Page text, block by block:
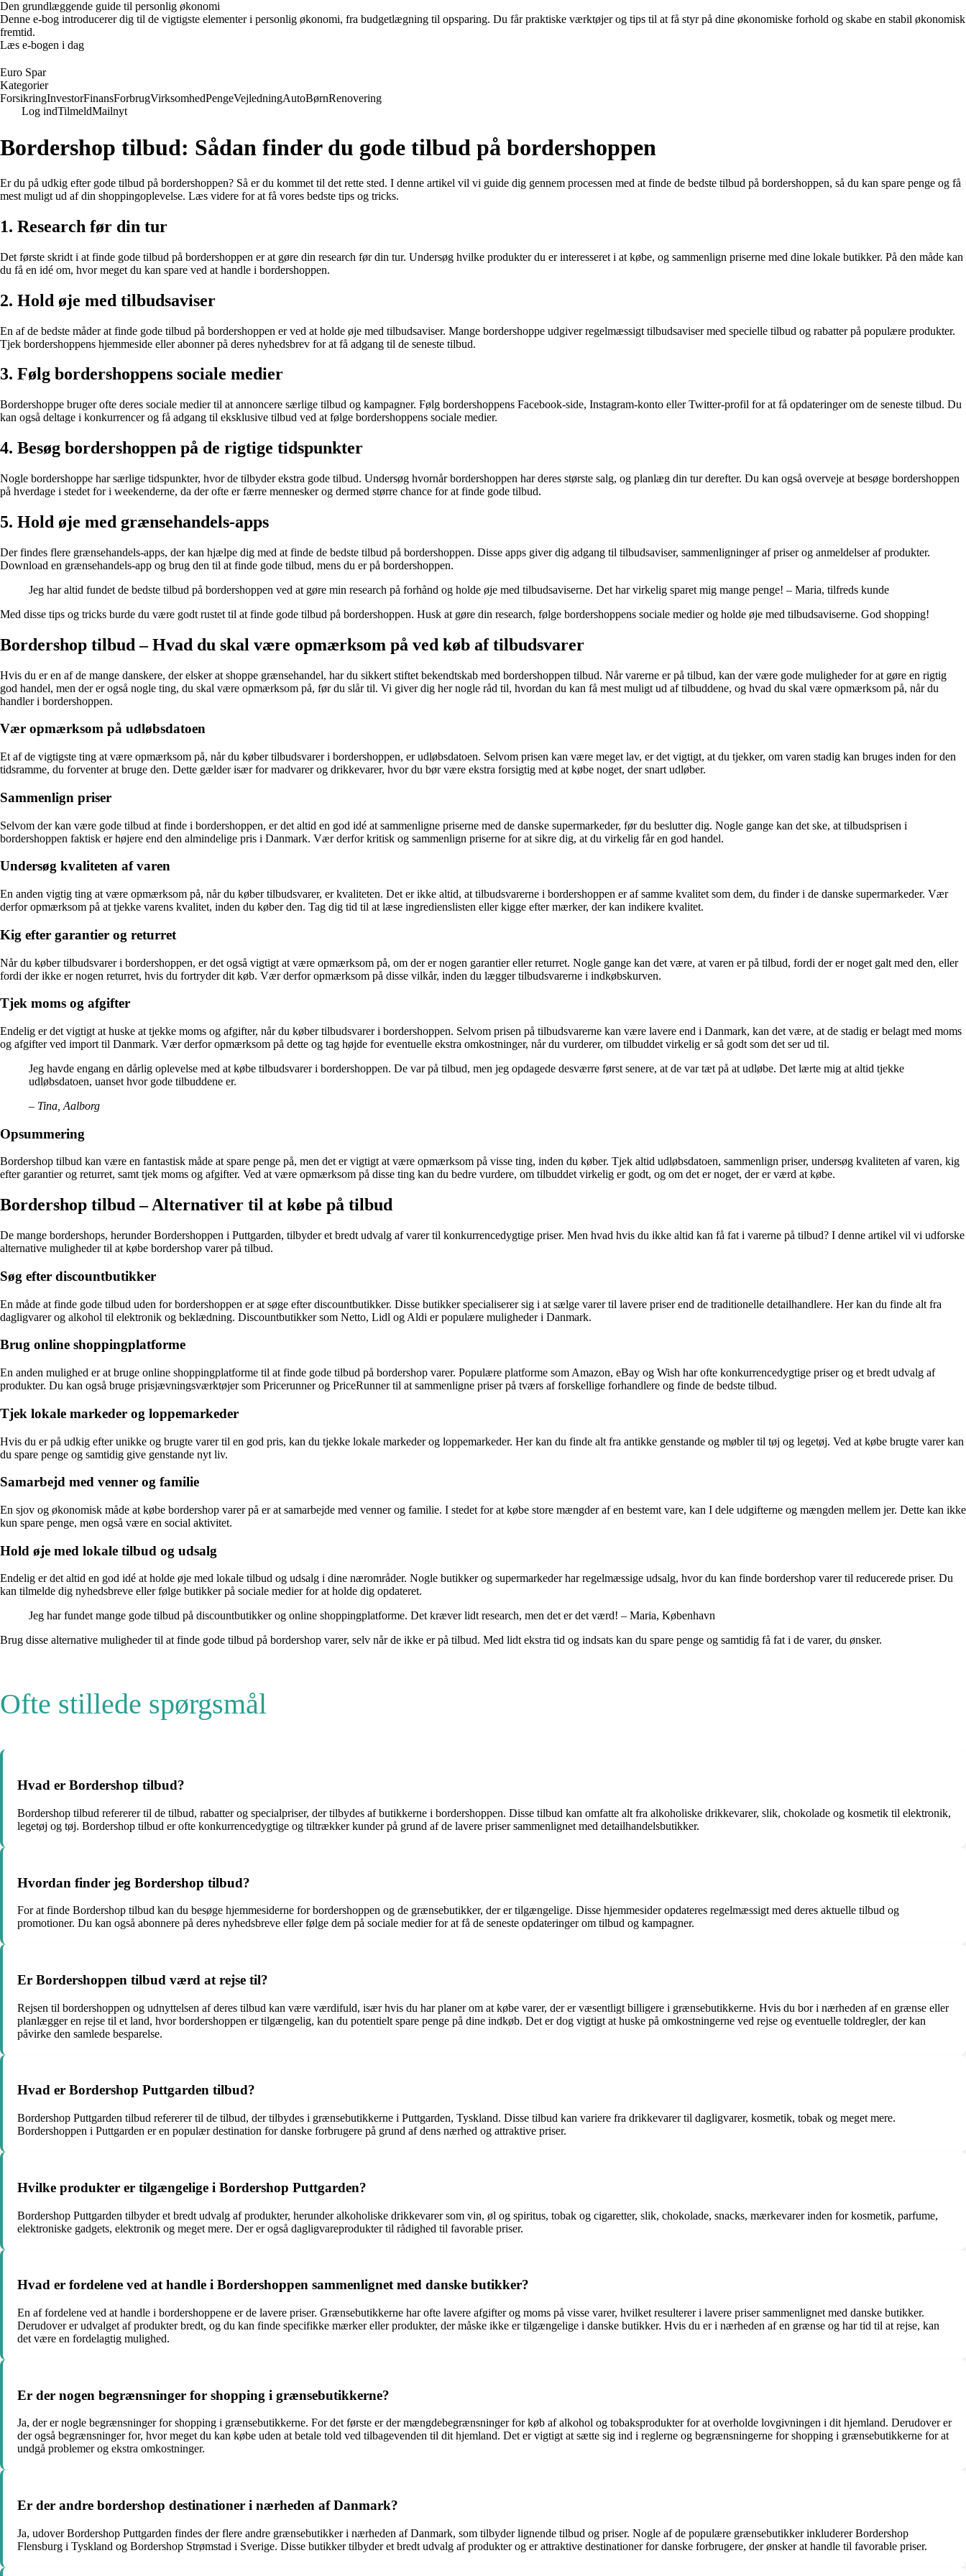
Den grundlæggende guide til personlig økonomi
Denne e-bog introducerer dig til de vigtigste elementer i personlig økonomi, fra budgetlægning til opsparing. Du får praktiske værktøjer og tips til at få styr på dine økonomiske forhold og skabe en stabil økonomisk
fremtid.
Læs e-bogen i dag
Euro Spar
Kategorier
ForsikringInvestorFinansForbrugVirksomhedPengeVejledningAutoBørnRenovering
Log indTilmeldMailnyt
Bordershop tilbud: Sådan finder du gode tilbud på bordershoppen
Er du på udkig efter gode tilbud på bordershoppen? Så er du kommet til det rette sted. I denne artikel vil vi guide dig gennem processen med at finde de bedste tilbud på bordershoppen, så du kan spare penge og få
mest muligt ud af din shoppingoplevelse. Læs videre for at få vores bedste tips og tricks.
1. Research før din tur
Det første skridt i at finde gode tilbud på bordershoppen er at gøre din research før din tur. Undersøg hvilke produkter du er interesseret i at købe, og sammenlign priserne med dine lokale butikker. På den måde kan
du få en idé om, hvor meget du kan spare ved at handle i bordershoppen.
2. Hold øje med tilbudsaviser
En af de bedste måder at finde gode tilbud på bordershoppen er ved at holde øje med tilbudsaviser. Mange bordershoppe udgiver regelmæssigt tilbudsaviser med specielle tilbud og rabatter på populære produkter.
Tjek bordershoppens hjemmeside eller abonner på deres nyhedsbrev for at få adgang til de seneste tilbud.
3. Følg bordershoppens sociale medier
Bordershoppe bruger ofte deres sociale medier til at annoncere særlige tilbud og kampagner. Følg bordershoppens Facebook-side, Instagram-konto eller Twitter-profil for at få opdateringer om de seneste tilbud. Du
kan også deltage i konkurrencer og få adgang til eksklusive tilbud ved at følge bordershoppens sociale medier.
4. Besøg bordershoppen på de rigtige tidspunkter
Nogle bordershoppe har særlige tidspunkter, hvor de tilbyder ekstra gode tilbud. Undersøg hvornår bordershoppen har deres største salg, og planlæg din tur derefter. Du kan også overveje at besøge bordershoppen
på hverdage i stedet for i weekenderne, da der ofte er færre mennesker og dermed større chance for at finde gode tilbud.
5. Hold øje med grænsehandels-apps
Der findes flere grænsehandels-apps, der kan hjælpe dig med at finde de bedste tilbud på bordershoppen. Disse apps giver dig adgang til tilbudsaviser, sammenligninger af priser og anmeldelser af produkter.
Download en grænsehandels-app og brug den til at finde gode tilbud, mens du er på bordershoppen.
Jeg har altid fundet de bedste tilbud på bordershoppen ved at gøre min research på forhånd og holde øje med tilbudsaviserne. Det har virkelig sparet mig mange penge! – Maria, tilfreds kunde
Med disse tips og tricks burde du være godt rustet til at finde gode tilbud på bordershoppen. Husk at gøre din research, følge bordershoppens sociale medier og holde øje med tilbudsaviserne. God shopping!
Bordershop tilbud – Hvad du skal være opmærksom på ved køb af tilbudsvarer
Hvis du er en af de mange danskere, der elsker at shoppe grænsehandel, har du sikkert stiftet bekendtskab med bordershoppen tilbud. Når varerne er på tilbud, kan der være gode muligheder for at gøre en rigtig
god handel, men der er også nogle ting, du skal være opmærksom på, før du slår til. Vi giver dig her nogle råd til, hvordan du kan få mest muligt ud af tilbuddene, og hvad du skal være opmærksom på, når du
handler i bordershoppen.
Vær opmærksom på udløbsdatoen
Et af de vigtigste ting at være opmærksom på, når du køber tilbudsvarer i bordershoppen, er udløbsdatoen. Selvom prisen kan være meget lav, er det vigtigt, at du tjekker, om varen stadig kan bruges inden for den
tidsramme, du forventer at bruge den. Dette gælder især for madvarer og drikkevarer, hvor du bør være ekstra forsigtig med at købe noget, der snart udløber.
Sammenlign priser
Selvom der kan være gode tilbud at finde i bordershoppen, er det altid en god idé at sammenligne priserne med de danske supermarkeder, før du beslutter dig. Nogle gange kan det ske, at tilbudsprisen i
bordershoppen faktisk er højere end den almindelige pris i Danmark. Vær derfor kritisk og sammenlign priserne for at sikre dig, at du virkelig får en god handel.
Undersøg kvaliteten af varen
En anden vigtig ting at være opmærksom på, når du køber tilbudsvarer, er kvaliteten. Det er ikke altid, at tilbudsvarerne i bordershoppen er af samme kvalitet som dem, du finder i de danske supermarkeder. Vær
derfor opmærksom på at tjekke varens kvalitet, inden du køber den. Tag dig tid til at læse ingredienslisten eller kigge efter mærker, der kan indikere kvalitet.
Kig efter garantier og returret
Når du køber tilbudsvarer i bordershoppen, er det også vigtigt at være opmærksom på, om der er nogen garantier eller returret. Nogle gange kan det være, at varen er på tilbud, fordi der er noget galt med den, eller
fordi der ikke er nogen returret, hvis du fortryder dit køb. Vær derfor opmærksom på disse vilkår, inden du lægger tilbudsvarerne i indkøbskurven.
Tjek moms og afgifter
Endelig er det vigtigt at huske at tjekke moms og afgifter, når du køber tilbudsvarer i bordershoppen. Selvom prisen på tilbudsvarerne kan være lavere end i Danmark, kan det være, at de stadig er belagt med moms
og afgifter ved import til Danmark. Vær derfor opmærksom på dette og tag højde for eventuelle ekstra omkostninger, når du vurderer, om tilbuddet virkelig er så godt som det ser ud til.
Jeg havde engang en dårlig oplevelse med at købe tilbudsvarer i bordershoppen. De var på tilbud, men jeg opdagede desværre først senere, at de var tæt på at udløbe. Det lærte mig at altid tjekke
udløbsdatoen, uanset hvor gode tilbuddene er.
– Tina, Aalborg
Opsummering
Bordershop tilbud kan være en fantastisk måde at spare penge på, men det er vigtigt at være opmærksom på visse ting, inden du køber. Tjek altid udløbsdatoen, sammenlign priser, undersøg kvaliteten af varen, kig
efter garantier og returret, samt tjek moms og afgifter. Ved at være opmærksom på disse ting kan du bedre vurdere, om tilbuddet virkelig er godt, og om det er noget, der er værd at købe.
Bordershop tilbud – Alternativer til at købe på tilbud
De mange bordershops, herunder Bordershoppen i Puttgarden, tilbyder et bredt udvalg af varer til konkurrencedygtige priser. Men hvad hvis du ikke altid kan få fat i varerne på tilbud? I denne artikel vil vi udforske
alternative muligheder til at købe bordershop varer på tilbud.
Søg efter discountbutikker
En måde at finde gode tilbud uden for bordershoppen er at søge efter discountbutikker. Disse butikker specialiserer sig i at sælge varer til lavere priser end de traditionelle detailhandlere. Her kan du finde alt fra
dagligvarer og alkohol til elektronik og beklædning. Discountbutikker som Netto, Lidl og Aldi er populære muligheder i Danmark.
Brug online shoppingplatforme
En anden mulighed er at bruge online shoppingplatforme til at finde gode tilbud på bordershop varer. Populære platforme som Amazon, eBay og Wish har ofte konkurrencedygtige priser og et bredt udvalg af
produkter. Du kan også bruge prisjævningsværktøjer som Pricerunner og PriceRunner til at sammenligne priser på tværs af forskellige forhandlere og finde de bedste tilbud.
Tjek lokale markeder og loppemarkeder
Hvis du er på udkig efter unikke og brugte varer til en god pris, kan du tjekke lokale markeder og loppemarkeder. Her kan du finde alt fra antikke genstande og møbler til tøj og legetøj. Ved at købe brugte varer kan
du spare penge og samtidig give genstande nyt liv.
Samarbejd med venner og familie
En sjov og økonomisk måde at købe bordershop varer på er at samarbejde med venner og familie. I stedet for at købe store mængder af en bestemt vare, kan I dele udgifterne og mængden mellem jer. Dette kan ikke
kun spare penge, men også være en social aktivitet.
Hold øje med lokale tilbud og udsalg
Endelig er det altid en god idé at holde øje med lokale tilbud og udsalg i dine nærområder. Nogle butikker og supermarkeder har regelmæssige udsalg, hvor du kan finde bordershop varer til reducerede priser. Du
kan tilmelde dig nyhedsbreve eller følge butikker på sociale medier for at holde dig opdateret.
Jeg har fundet mange gode tilbud på discountbutikker og online shoppingplatforme. Det kræver lidt research, men det er det værd! – Maria, København
Brug disse alternative muligheder til at finde gode tilbud på bordershop varer, selv når de ikke er på tilbud. Med lidt ekstra tid og indsats kan du spare penge og samtidig få fat i de varer, du ønsker.
Ofte stillede spørgsmål
Hvad er Bordershop tilbud?
Bordershop tilbud refererer til de tilbud, rabatter og specialpriser, der tilbydes af butikkerne i bordershoppen. Disse tilbud kan omfatte alt fra alkoholiske drikkevarer, slik, chokolade og kosmetik til elektronik,
legetøj og tøj. Bordershop tilbud er ofte konkurrencedygtige og tiltrækker kunder på grund af de lavere priser sammenlignet med detailhandelsbutikker.
Hvordan finder jeg Bordershop tilbud?
For at finde Bordershop tilbud kan du besøge hjemmesiderne for bordershoppen og de grænsebutikker, der er tilgængelige. Disse hjemmesider opdateres regelmæssigt med deres aktuelle tilbud og
promotioner. Du kan også abonnere på deres nyhedsbreve eller følge dem på sociale medier for at få de seneste opdateringer om tilbud og kampagner.
Er Bordershoppen tilbud værd at rejse til?
Rejsen til bordershoppen og udnyttelsen af deres tilbud kan være værdifuld, især hvis du har planer om at købe varer, der er væsentligt billigere i grænsebutikkerne. Hvis du bor i nærheden af ​​en grænse eller
planlægger en rejse til et land, hvor bordershoppen er tilgængelig, kan du potentielt spare penge på dine indkøb. Det er dog vigtigt at huske på omkostningerne ved rejse og eventuelle toldregler, der kan
påvirke den samlede besparelse.
Hvad er Bordershop Puttgarden tilbud?
Bordershop Puttgarden tilbud refererer til de tilbud, der tilbydes i grænsebutikkerne i Puttgarden, Tyskland. Disse tilbud kan variere fra drikkevarer til dagligvarer, kosmetik, tobak og meget mere.
Bordershoppen i Puttgarden er en populær destination for danske forbrugere på grund af dens nærhed og attraktive priser.
Hvilke produkter er tilgængelige i Bordershop Puttgarden?
Bordershop Puttgarden tilbyder et bredt udvalg af produkter, herunder alkoholiske drikkevarer som vin, øl og spiritus, tobak og cigaretter, slik, chokolade, snacks, mærkevarer inden for kosmetik, parfume,
elektroniske gadgets, elektronik og meget mere. Der er også dagligvareprodukter til rådighed til favorable priser.
Hvad er fordelene ved at handle i Bordershoppen sammenlignet med danske butikker?
En af fordelene ved at handle i bordershoppene er de lavere priser. Grænsebutikkerne har ofte lavere afgifter og moms på visse varer, hvilket resulterer i lavere priser sammenlignet med danske butikker.
Derudover er udvalget af produkter bredt, og du kan finde specifikke mærker eller produkter, der måske ikke er tilgængelige i danske butikker. Hvis du er i nærheden af ​​en grænse og har tid til at rejse, kan
det være en fordelagtig mulighed.
Er der nogen begrænsninger for shopping i grænsebutikkerne?
Ja, der er nogle begrænsninger for shopping i grænsebutikkerne. For det første er der mængdebegrænsninger for køb af alkohol og tobaksprodukter for at overholde lovgivningen i dit hjemland. Derudover er
der også begrænsninger for, hvor meget du kan købe uden at betale told ved tilbagevenden til dit hjemland. Det er vigtigt at sætte sig ind i reglerne og begrænsningerne for shopping i grænsebutikkerne for at
undgå problemer og ekstra omkostninger.
Er der andre bordershop destinationer i nærheden af Danmark?
Ja, udover Bordershop Puttgarden findes der flere andre grænsebutikker i nærheden af ​​Danmark, som tilbyder lignende tilbud og priser. Nogle af de populære grænsebutikker inkluderer Bordershop
Flensburg i Tyskland og Bordershop Strømstad i Sverige. Disse butikker tilbyder et bredt udvalg af produkter og er attraktive destinationer for danske forbrugere, der ønsker at handle til favorable priser.